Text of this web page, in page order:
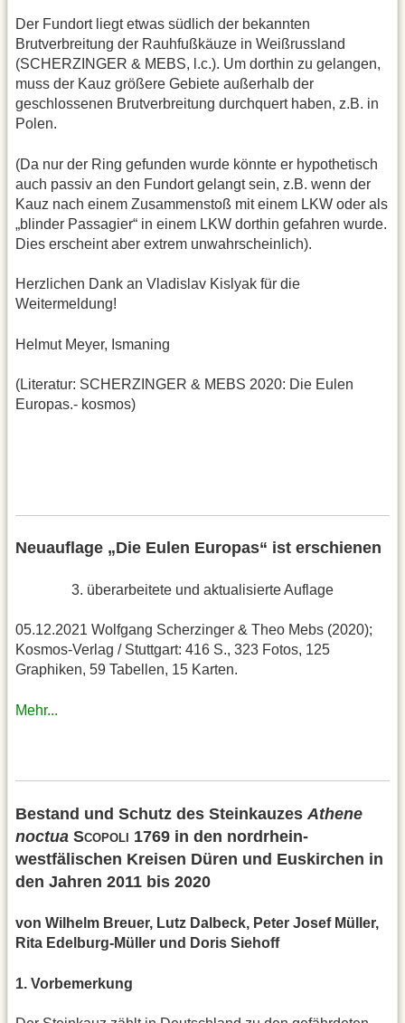
Der Fundort liegt etwas südlich der bekannten
Brutverbreitung der Rauhfußkäuze in Weißrussland
(SCHERZINGER & MEBS, l.c.). Um dorthin zu gelangen,
muss der Kauz größere Gebiete außerhalb der
geschlossenen Brutverbreitung durchquert haben, z.B. in
Polen.
(Da nur der Ring gefunden wurde könnte er hypothetisch
auch passiv an den Fundort gelangt sein, z.B. wenn der
Kauz nach einem Zusammenstoß mit einem LKW oder als
„blinder Passagier“ in einem LKW dorthin gefahren wurde.
Dies erscheint aber extrem unwahrscheinlich).
Herzlichen Dank an Vladislav Kislyak für die
Weitermeldung!
Helmut Meyer, Ismaning
(Literatur: SCHERZINGER & MEBS 2020: Die Eulen
Europas.- kosmos)
Neuauflage „Die Eulen Europas“ ist erschienen
3. überarbeitete und aktualisierte Auflage
05.12.2021 Wolfgang Scherzinger & Theo Mebs (2020);
Kosmos-Verlag / Stuttgart: 416 S., 323 Fotos, 125
Graphiken, 59 Tabellen, 15 Karten.
Mehr...
Bestand und Schutz des Steinkauzes Athene
noctua SCOPOLI
1769 in den nordrhein­
westfälischen Kreisen Düren und Euskirchen in
den Jahren 2011 bis 2020
von Wilhelm Breuer, Lutz Dalbeck, Peter Josef Müller,
Rita Edelburg-Müller und Doris Siehoff
1. Vorbemerkung